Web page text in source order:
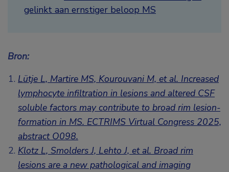
gelinkt aan ernstiger beloop MS
Bron:
Lütje L, Martire MS, Kourouvani M, et al. Increased
lymphocyte infiltration in lesions and altered CSF
soluble factors may contribute to broad rim lesion-
formation in MS. ECTRIMS Virtual Congress 2025,
abstract O098.
Klotz L, Smolders J, Lehto J, et al. Broad rim
lesions are a new pathological and imaging